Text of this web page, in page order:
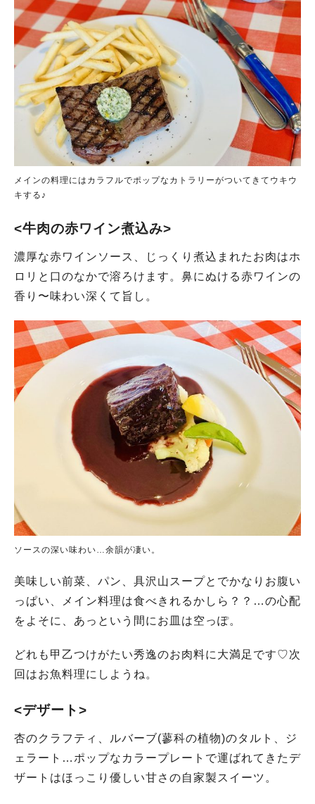
メインの料理にはカラフルでポップなカトラリーがついてきてウキウ
キする♪
<牛肉の赤ワイン煮込み>
濃厚な赤ワインソース、じっくり煮込まれたお肉はホ
ロリと口のなかで溶ろけます。鼻にぬける赤ワインの
香り〜味わい深くて旨し。
ソースの深い味わい…余韻が凄い。
美味しい前菜、パン、具沢山スープとでかなりお腹い
っぱい、メイン料理は食べきれるかしら？？…の心配
をよそに、あっという間にお皿は空っぽ。
どれも甲乙つけがたい秀逸のお肉料に大満足です♡次
回はお魚料理にしようね。
<デザート>
杏のクラフティ、ルバーブ(蓼科の植物)のタルト、ジ
ェラート…ポップなカラープレートで運ばれてきたデ
ザートはほっこり優しい甘さの自家製スイーツ。